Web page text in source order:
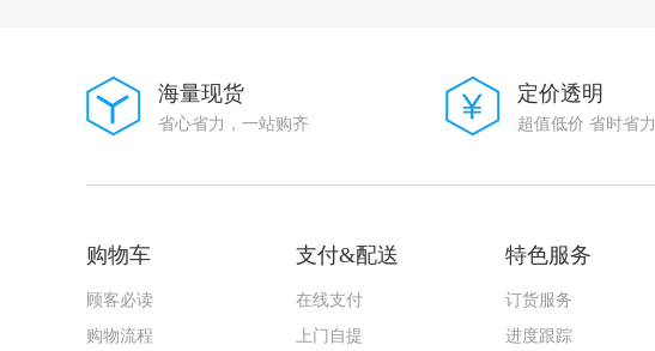
Goertek(歌尔)
AMASS(艾迈斯)
U-BLOX(优北罗)
Chipanalog(川土微)
广州奥松
海量现货
省心省力，一站购齐
定价透明
超值低价 省时省力
购物车
顾客必读
购物流程
支付&配送
在线支付
上门自提
特色服务
订货服务
进度跟踪